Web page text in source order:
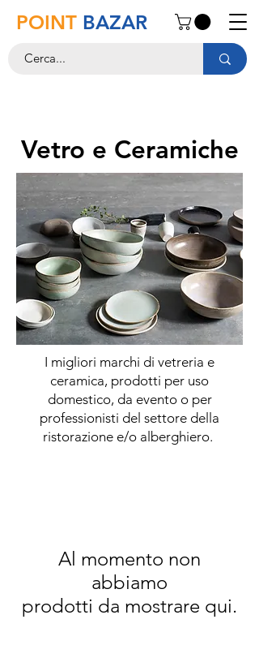
POINT BAZAR
Vetro e Ceramiche
I migliori marchi di vetreria e
ceramica, prodotti per uso
domestico, da evento o per
professionisti del settore della
ristorazione e/o alberghiero.
Al momento non
abbiamo
prodotti da mostrare qui.